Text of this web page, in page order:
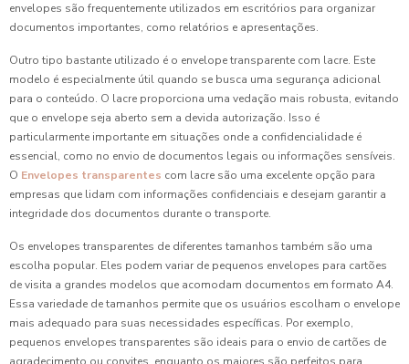
envelopes são frequentemente utilizados em escritórios para organizar
documentos importantes, como relatórios e apresentações.
Outro tipo bastante utilizado é o envelope transparente com lacre. Este
modelo é especialmente útil quando se busca uma segurança adicional
para o conteúdo. O lacre proporciona uma vedação mais robusta, evitando
que o envelope seja aberto sem a devida autorização. Isso é
particularmente importante em situações onde a confidencialidade é
essencial, como no envio de documentos legais ou informações sensíveis.
O Envelopes transparentes com lacre são uma excelente opção para
empresas que lidam com informações confidenciais e desejam garantir a
integridade dos documentos durante o transporte.
Os envelopes transparentes de diferentes tamanhos também são uma
escolha popular. Eles podem variar de pequenos envelopes para cartões
de visita a grandes modelos que acomodam documentos em formato A4.
Essa variedade de tamanhos permite que os usuários escolham o envelope
mais adequado para suas necessidades específicas. Por exemplo,
pequenos envelopes transparentes são ideais para o envio de cartões de